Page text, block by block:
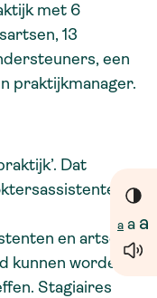
a a a
met 6
13
een
praktijkmanager.
Dat
en artsen
kunnen worden.
Stagiaires